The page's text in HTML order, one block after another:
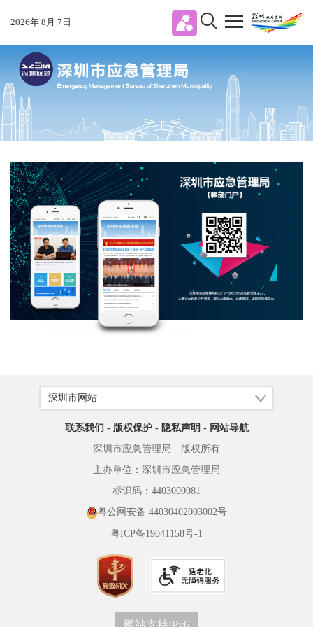
2026年 8 月 7 日
联系我们 - 版权保护- 隐私声明 - 网站导航
深圳市应急管理局 版权所有
主办单位：深圳市应急管理局
标识码：4403000081
粤公网安备 44030402003002号
粤ICP备19041158号-1
网站支持IPv6